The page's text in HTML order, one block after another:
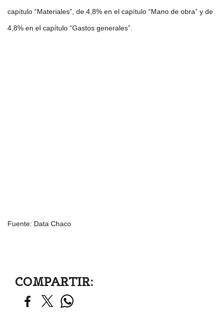
capítulo “Materiales”, de 4,8% en el capítulo “Mano de obra” y de
4,8% en el capítulo “Gastos generales”.
Fuente: Data Chaco
COMPARTIR: